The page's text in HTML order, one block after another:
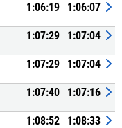
1:06:19 1:06:07
1:07:29 1:07:04
1:07:29 1:07:04
1:07:40 1:07:16
1:08:52 1:08:33